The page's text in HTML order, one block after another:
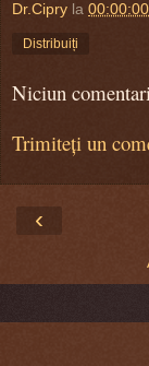
Dr.Cipry la 00:00:00
Distribuiți
Niciun
Trimiteți un
‹